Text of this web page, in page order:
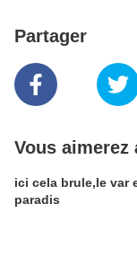
Partager
Vous aimerez
ici cela brule,le var
paradis